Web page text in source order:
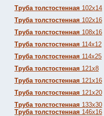
Труба толстостенная 102х14
Труба толстостенная 102х16
Труба толстостенная 108х16
Труба толстостенная 114х12
Труба толстостенная 114х25
Труба толстостенная 121х8
Труба толстостенная 121х16
Труба толстостенная 121х20
Труба толстостенная 133х30
Труба толстостенная 146х16